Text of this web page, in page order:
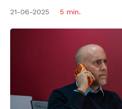
21-06-2025 5 min.